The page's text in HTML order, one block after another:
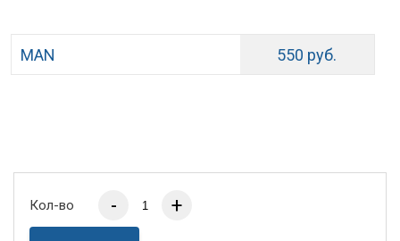
MAN 550 руб.
Кол-во - +